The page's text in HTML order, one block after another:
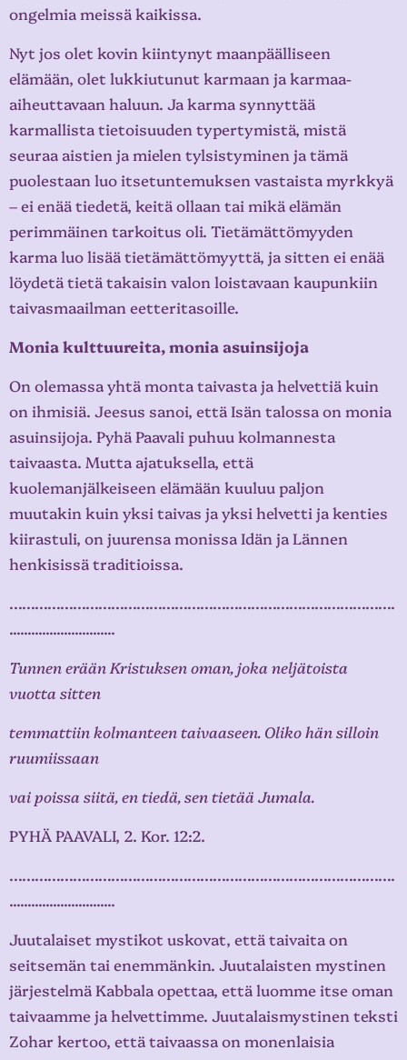
ongelmia meissä kaikissa.
Nyt jos olet kovin kiintynyt maanpäälliseen
elämään, olet lukkiutunut karmaan ja karmaa-
aiheuttavaan haluun. Ja karma synnyttää
karmallista tietoisuuden typertymistä, mistä
seuraa aistien ja mielen tylsistyminen ja tämä
puolestaan luo itsetuntemuksen vastaista myrkkyä
– ei enää tiedetä, keitä ollaan tai mikä elämän
perimmäinen tarkoitus oli. Tietämättömyyden
karma luo lisää tietämättömyyttä, ja sitten ei enää
löydetä tietä takaisin valon loistavaan kaupunkiin
taivasmaailman eetteritasoille.
Monia kulttuureita, monia asuinsijoja
On olemassa yhtä monta taivasta ja helvettiä kuin
on ihmisiä. Jeesus sanoi, että Isän talossa on monia
asuinsijoja. Pyhä Paavali puhuu kolmannesta
taivaasta. Mutta ajatuksella, että
kuolemanjälkeiseen elämään kuuluu paljon
muutakin kuin yksi taivas ja yksi helvetti ja kenties
kiirastuli, on juurensa monissa Idän ja Lännen
henkisissä traditioissa.
……………………………………………………………………………….
.............................
Tunnen erään Kristuksen oman, joka neljätoista
vuotta sitten
temmattiin kolmanteen taivaaseen. Oliko hän silloin
ruumiissaan
vai poissa siitä, en tiedä, sen tietää Jumala.
PYHÄ PAAVALI, 2. Kor. 12:2.
……………………………………………………………………………….
.............................
Juutalaiset mystikot uskovat, että taivaita on
seitsemän tai enemmänkin. Juutalaisten mystinen
järjestelmä Kabbala opettaa, että luomme itse oman
taivaamme ja helvettimme. Juutalaismystinen teksti
Zohar kertoo, että taivaassa on monenlaisia